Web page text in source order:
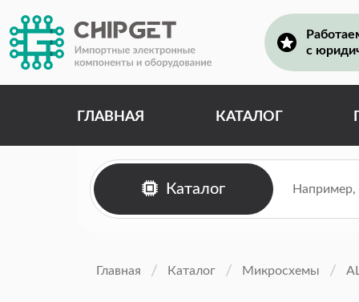
с
ГЛАВНАЯ КАТАЛОГ
Каталог
Главная Каталог Микросхемы